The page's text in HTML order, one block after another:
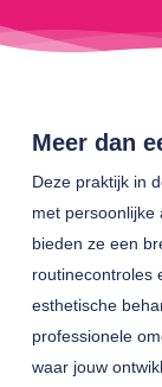
Meer dan
Deze praktijk in
met
bieden ze een
routinecontroles
esthetische
professionele
waar jouw